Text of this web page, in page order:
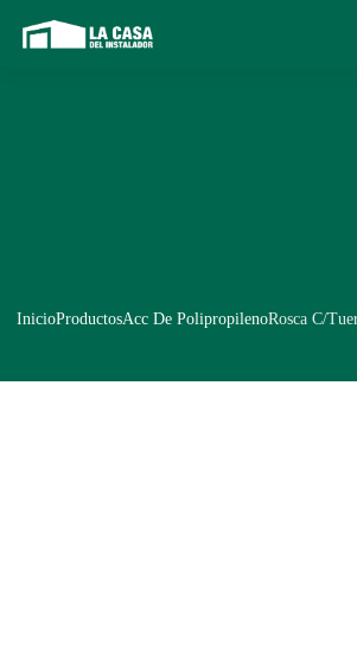
InicioProductosAcc De PolipropilenoRosca C/